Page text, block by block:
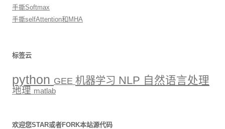
手撕Softmax
手撕selfAttention和MHA
标签云
python GEE 机器学习 NLP 自然语言处理
地理 matlab
欢迎您STAR或者FORK本站源代码